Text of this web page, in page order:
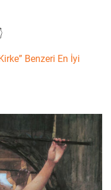
Benzeri En İyi